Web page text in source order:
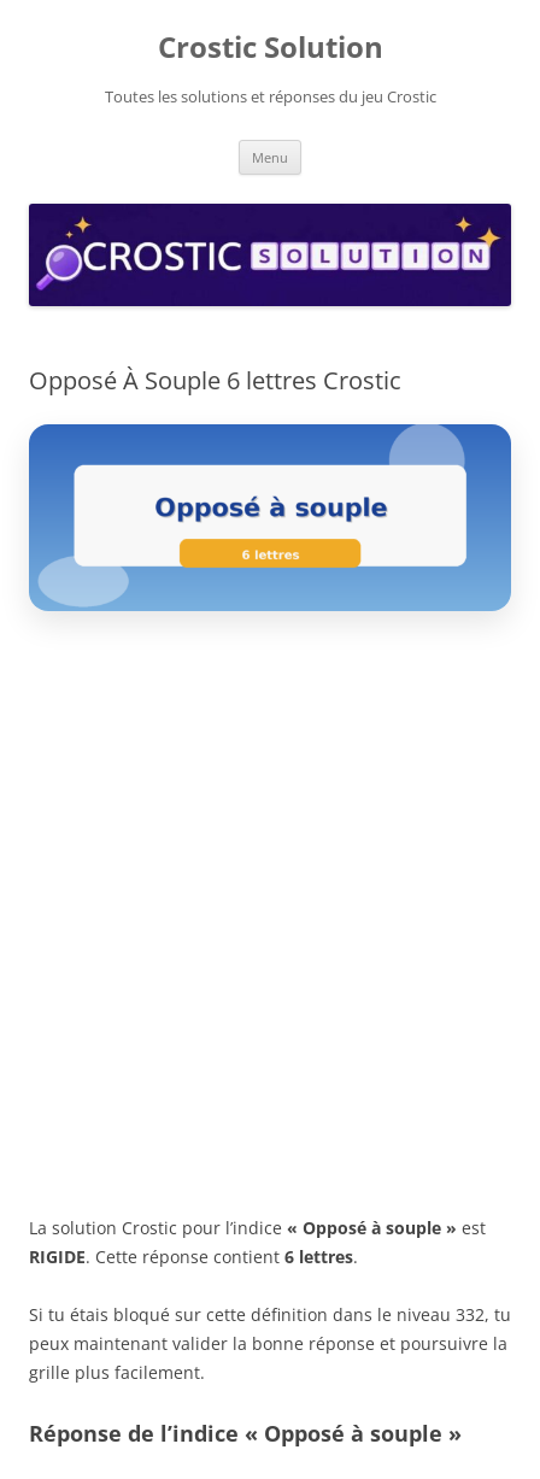
Crostic Solution
Toutes les solutions et réponses du jeu Crostic
Menu
Opposé À Souple 6 lettres Crostic
La solution Crostic pour l’indice « Opposé à souple » est
RIGIDE. Cette réponse contient 6 lettres.
Si tu étais bloqué sur cette définition dans le niveau 332, tu
peux maintenant valider la bonne réponse et poursuivre la
grille plus facilement.
Réponse de l’indice « Opposé à souple »